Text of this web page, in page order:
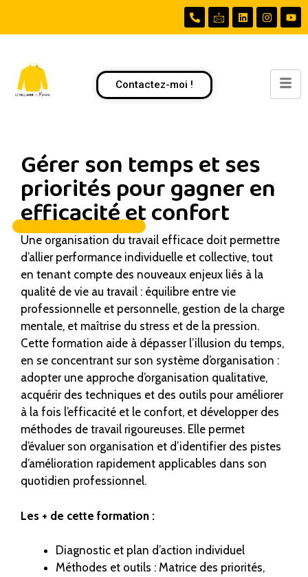
Contactez-moi !
Gérer son temps et ses
priorités pour gagner en
efficacité et confort​
Une organisation du travail efficace doit permettre
d’allier performance individuelle et collective, tout
en tenant compte des nouveaux enjeux liés à la
qualité de vie au travail : équilibre entre vie
professionnelle et personnelle, gestion de la charge
mentale, et maîtrise du stress et de la pression.
Cette formation aide à dépasser l’illusion du temps,
en se concentrant sur son système d’organisation :
adopter une approche d’organisation qualitative,
acquérir des techniques et des outils pour améliorer
à la fois l’efficacité et le confort, et développer des
méthodes de travail rigoureuses. Elle permet
d’évaluer son organisation et d’identifier des pistes
d’amélioration rapidement applicables dans son
quotidien professionnel.
Les + de cette formation :
Diagnostic et plan d’action individuel
Méthodes et outils : Matrice des priorités,